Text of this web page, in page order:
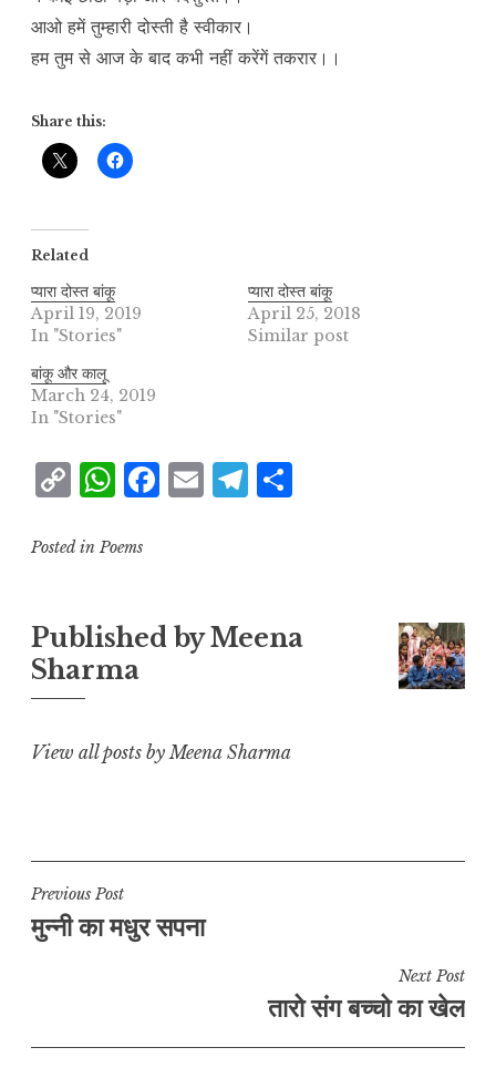
आओ हमें तुम्हारी दोस्ती है स्वीकार।
हम तुम से आज के बाद कभी नहीं करेंगें तकरार।।
Share this:
Related
प्यारा दोस्त बांकू
April 19, 2019
In "Stories"
प्यारा दोस्त बांकू
April 25, 2018
Similar post
बांकू और कालू
March 24, 2019
In "Stories"
C
p
L
i
n
W
at
A
p
p
F
b
o
E
T
r
a
e
Posted in Poems
Published byMeena
Sharma
View all posts by Meena Sharma
Post
navigation
Previous Post
मुन्नी का मधुर सपना
Next Post
तारो संग बच्चो का खेल